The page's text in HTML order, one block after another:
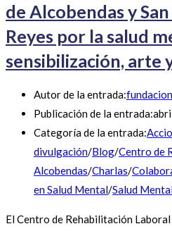
de Alcobendas y
Reyes por la salud
sensibilización, arte
Autor de la entrada:
Publicación de la entrada:
Categoría de la entrada:
divulgación/Blog/Centro de
Alcobendas/Charlas/
en Salud Mental/Salud
El Centro de Rehabilitación